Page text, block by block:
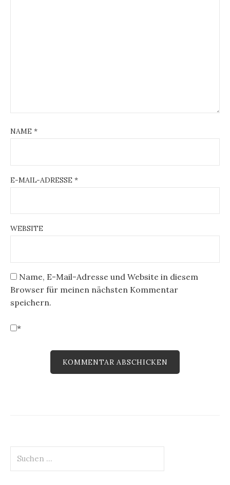
NAME *
E-MAIL-ADRESSE *
WEBSITE
Name, E-Mail-Adresse und Website in diesem
Browser für meinen nächsten Kommentar
speichern.
*
nach: